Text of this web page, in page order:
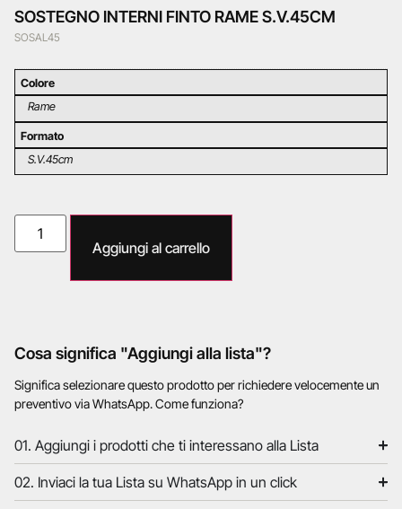
SOSTEGNO INTERNI FINTO RAME S.V.45CM
SOSAL45
Colore
Rame
Formato
S.V.45cm
Aggiungi al carrello
Cosa significa "Aggiungi alla lista"?
Significa selezionare questo prodotto per richiedere velocemente un
preventivo via WhatsApp. Come funziona?
01. Aggiungi i prodotti che ti interessano alla Lista
02. Inviaci la tua Lista su WhatsApp in un click